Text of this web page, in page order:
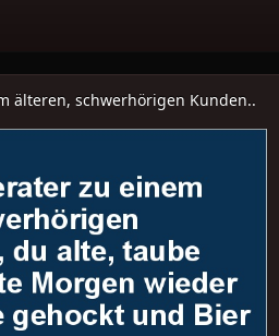
älteren, schwerhörigen Kunden..